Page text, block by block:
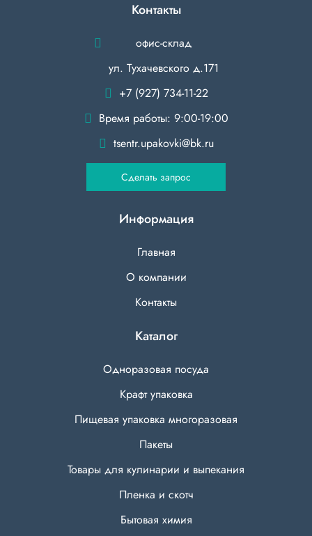
Контакты
офис-склад
ул. Тухачевского д.171
+7 (927) 734-11-22
Время работы: 9:00-19:00
tsentr.upakovki@bk.ru
Сделать запрос
Информация
Главная
О компании
Контакты
Каталог
Одноразовая посуда
Крафт упаковка
Пищевая упаковка многоразовая
Пакеты
Товары для кулинарии и выпекания
Пленка и скотч
Бытовая химия